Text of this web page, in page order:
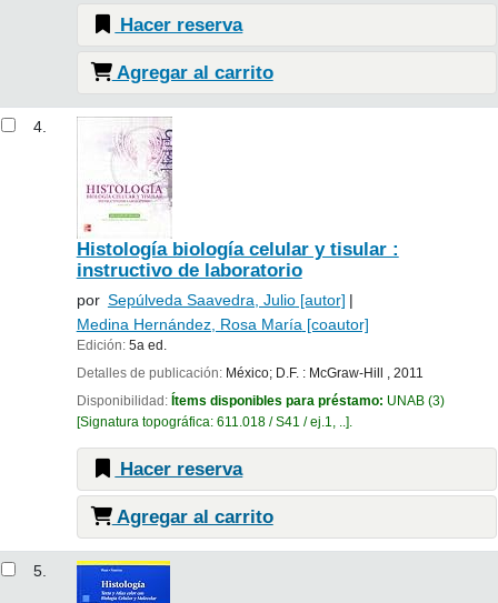
Hacer reserva
Agregar al carrito
4.
Histología biología celular y tisular :
instructivo de laboratorio
por Sepúlveda Saavedra, Julio[autor]
Medina Hernández, Rosa María [coautor]
Edición: 5a ed.
Detalles de publicación: México; D.F. : McGraw-Hill , 2011
Disponibilidad: Ítems disponibles para préstamo: UNAB(3)
Signatura topográfica: 611.018 / S41 / ej.1, .. .
Hacer reserva
Agregar al carrito
5.